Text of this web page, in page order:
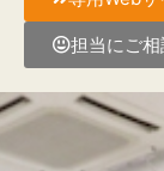
担当にご相